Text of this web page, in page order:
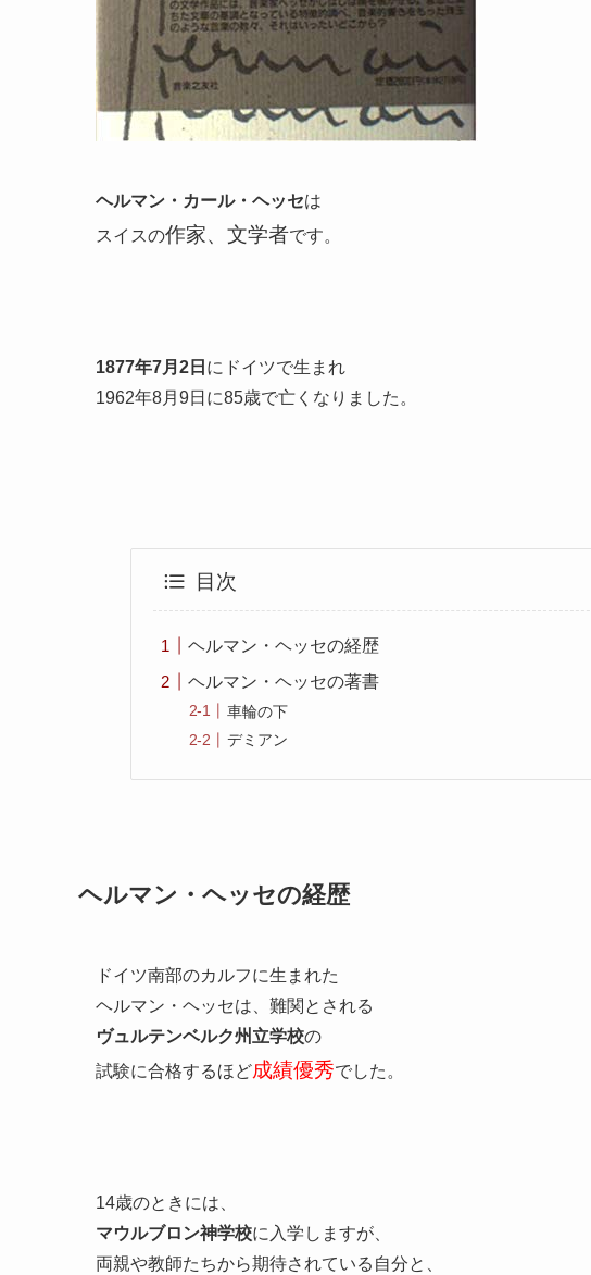
ヘルマン・カール・ヘッセは
スイスの作家、文学者です。
1877年7月2日 にドイツで生まれ
1962年8月9日に85歳で亡くなりました。
目次
ヘルマン・ヘッセの経歴
ヘルマン・ヘッセの著書
車輪の下
デミアン
ヘルマン・ヘッセの経歴
ドイツ南部のカルフに生まれた
ヘルマン・ヘッセは、難関とされる
ヴュルテンベルク州立学校の
試験に合格するほど成績優秀でした。
14歳のときには、
マウルブロン神学校に入学しますが、
両親や教師たちから期待されている自分と、